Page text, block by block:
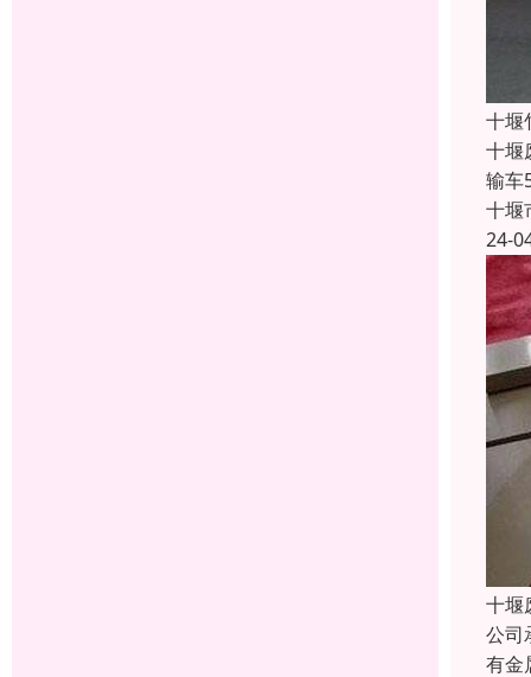
十堰
十堰
输车
十堰
24-
十堰
公司
有金